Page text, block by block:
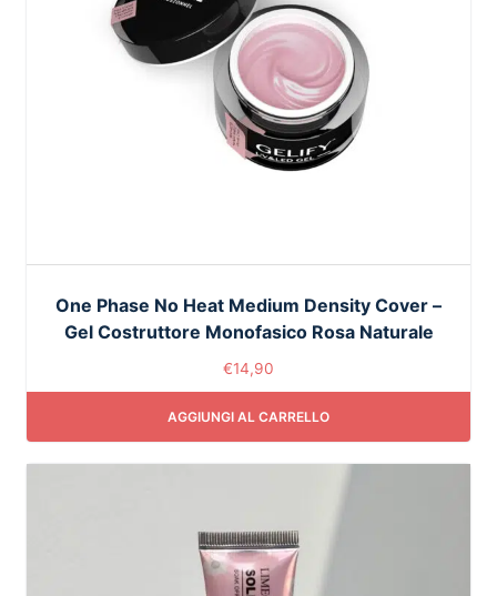
One Phase No Heat Medium Density Cover –
Gel Costruttore Monofasico Rosa Naturale
€14,90
AGGIUNGI AL CARRELLO